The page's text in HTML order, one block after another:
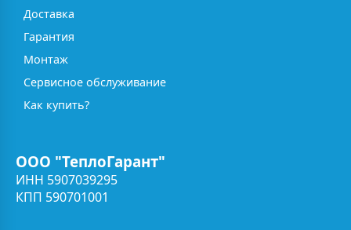
Доставка
Гарантия
Монтаж
Сервисное обслуживание
Как купить?
ООО "ТеплоГарант"
ИНН 5907039295
КПП 590701001